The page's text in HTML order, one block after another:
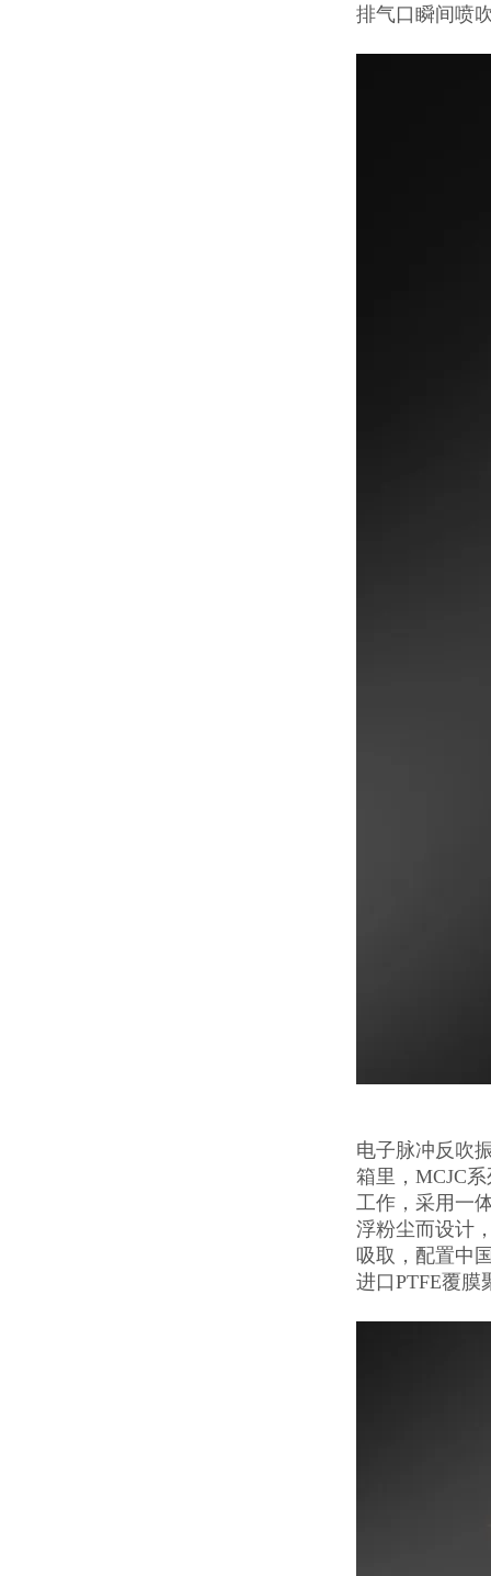
排气口瞬间喷
电子脉冲反吹
箱里，MCJC
工作，采用一
浮粉尘而设计
吸取，配置中
进口PTFE覆膜